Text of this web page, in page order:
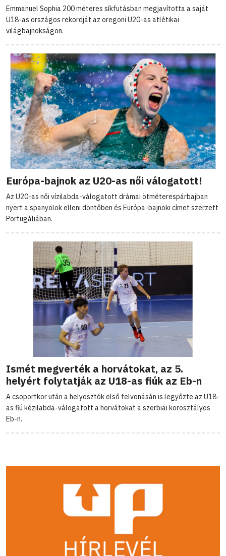
Emmanuel Sophia 200 méteres síkfutásban megjavította a saját
U18-as országos rekordját az oregoni U20-as atlétikai
világbajnokságon.
Európa-bajnok az U20-as női válogatott!
Az U20-as női vízilabda-válogatott drámai ötméterespárbajban
nyert a spanyolok elleni döntőben és Európa-bajnoki címet szerzett
Portugáliában.
Ismét megverték a horvátokat, az 5.
helyért folytatják az U18-as fiúk az Eb-n
A csoportkör után a helyosztók első felvonásán is legyőzte az U18-
as fiú kézilabda-válogatott a horvátokat a szerbiai korosztályos
Eb-n.